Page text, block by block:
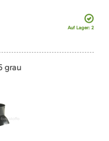
Auf Lager: 2
grau